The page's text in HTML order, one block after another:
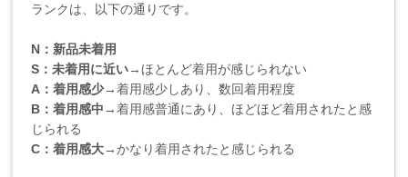
ランクは、以下の通りです。
N：新品未着用
S：未着用に近い→ほとんど着用が感じられない
A：着用感少→着用感少しあり、数回着用程度
B：着用感中→着用感普通にあり、ほどほど着用されたと感
じられる
C：着用感大→かなり着用されたと感じられる